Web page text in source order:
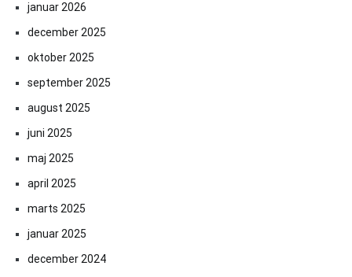
januar 2026
december 2025
oktober 2025
september 2025
august 2025
juni 2025
maj 2025
april 2025
marts 2025
januar 2025
december 2024